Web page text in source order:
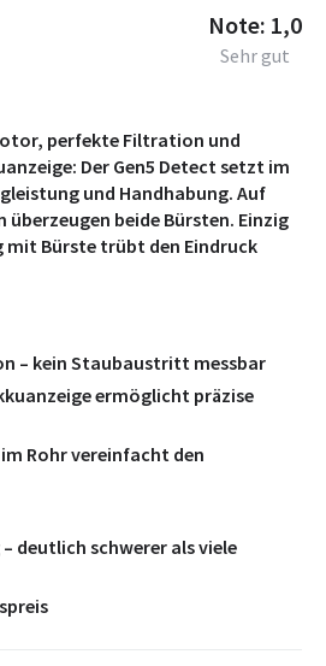
Note: 1,0
Sehr gut
perfekte Filtration und
Der Gen5 Detect setzt im
und Handhabung. Auf
überzeugen beide Bürsten. Einzig
mit Bürste trübt den Eindruck
– kein Staubaustritt messbar
ermöglicht präzise
Rohr vereinfacht den
deutlich schwerer als viele